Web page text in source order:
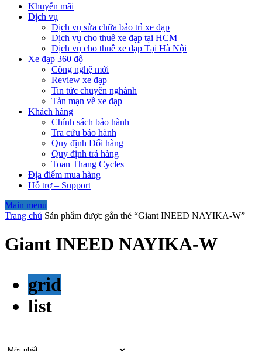
Khuyến mãi
Dịch vụ
Dịch vụ sửa chữa bảo trì xe đạp
Dịch vụ cho thuê xe đạp tại HCM
Dịch vụ cho thuê xe đạp Tại Hà Nội
Xe đạp 360 độ
Công nghệ mới
Review xe đạp
Tin tức chuyên nghành
Tản mạn về xe đạp
Khách hàng
Chính sách bảo hành
Tra cứu bảo hành
Quy định Đổi hàng
Quy định trả hàng
Toan Thang Cycles
Địa điểm mua hàng
Hỗ trợ – Support
Main menu
Trang chủ Sản phẩm được gắn thẻ “Giant INEED NAYIKA-W”
Giant INEED NAYIKA-W
grid
list